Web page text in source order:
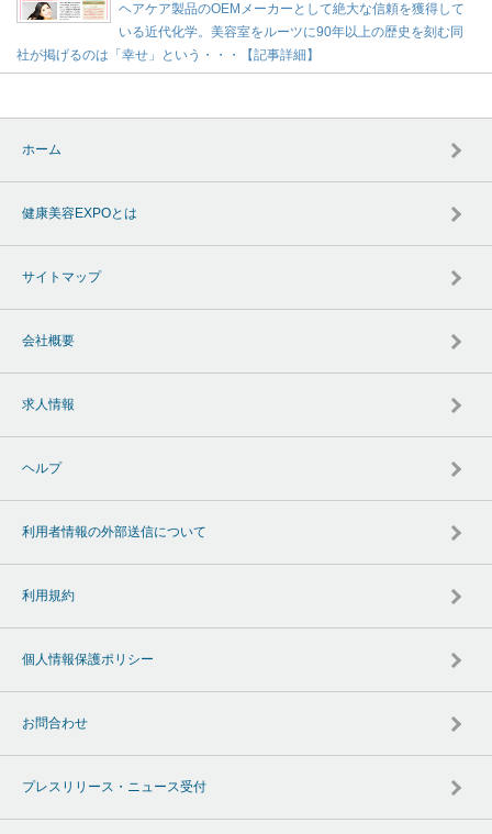
ヘアケア製品のOEMメーカーとして絶大な信頼を獲得して
いる近代化学。美容室をルーツに90年以上の歴史を刻む同
社が掲げるのは「幸せ」という・・・【記事詳細】
ホーム
健康美容EXPOとは
サイトマップ
会社概要
求人情報
ヘルプ
利用者情報の外部送信について
利用規約
個人情報保護ポリシー
お問合わせ
プレスリリース・ニュース受付